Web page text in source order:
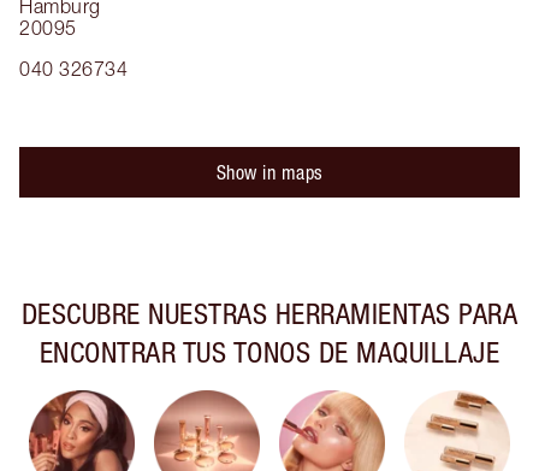
Hamburg
20095
040 326734
Show in maps
DESCUBRE NUESTRAS HERRAMIENTAS PARA
ENCONTRAR TUS TONOS DE MAQUILLAJE